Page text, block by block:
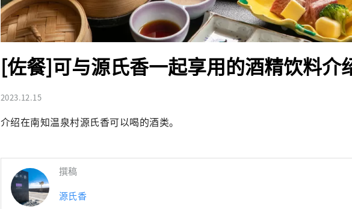
[佐餐]可与源氏香一起享用的酒精饮料介
2023.12.15
介绍在南知温泉村源氏香可以喝的酒类。
撰稿
源氏香